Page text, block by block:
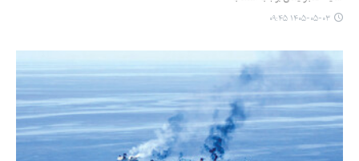
۱۴۰۵-۰۵-۰۳ ۰۹:۴۵